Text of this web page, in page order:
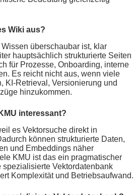
Wiki aus?
überschaubar ist, klar
hauptsächlich strukturierte Seiten
für Prozesse, Onboarding, interne
Es reicht nicht aus, wenn viele
KI-Retrieval, Versionierung und
hinzukommen.
interessant?
es Vektorsuche direkt in
können strukturierte Daten,
und Embeddings näher
KMU ist das ein pragmatischer
spezialisierte Vektordatenbank
Komplexität und Betriebsaufwand.